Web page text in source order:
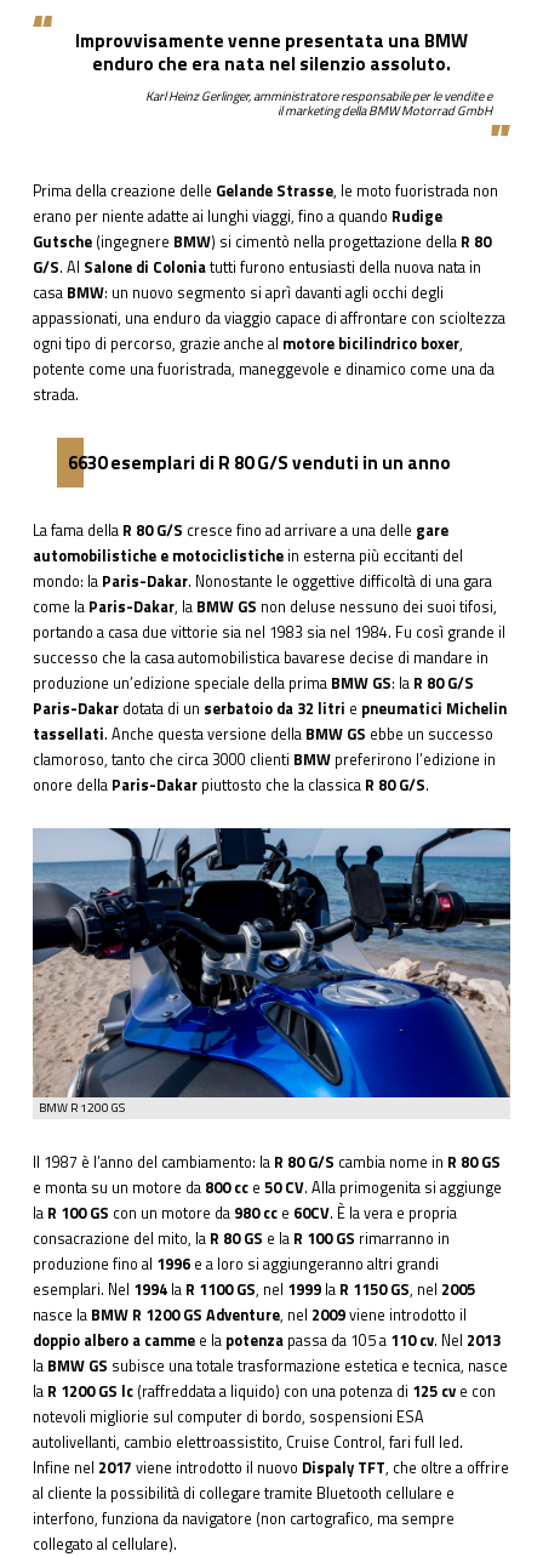
Improvvisamente venne presentata una BMW
enduro che era nata nel silenzio assoluto.
Karl Heinz Gerlinger, amministratore responsabile per le vendite e
il marketing della BMW Motorrad GmbH
Prima della creazione delle Gelande Strasse, le moto fuoristrada non
erano per niente adatte ai lunghi viaggi, fino a quando Rudige
Gutsche (ingegnere BMW) si cimentò nella progettazione della R 80
G/S. Al Salone di Coloniatutti furono entusiasti della nuova nata in
casa BMW: un nuovo segmento si aprì davanti agli occhi degli
appassionati, una enduro da viaggio capace di affrontare con scioltezza
ogni tipo di percorso, grazie anche al motore bicilindrico boxer,
potente come una fuoristrada, maneggevole e dinamico come una da
strada.
6630 esemplari di R 80 G/S venduti in un anno
La fama dellaR 80 G/S cresce fino ad arrivare a una delle gare
automobilistiche e motociclistichein esterna più eccitanti del
mondo: la Paris-Dakar. Nonostante le oggettive difficoltà di una gara
come la Paris-Dakar, la BMW GS non deluse nessuno dei suoi tifosi,
portando a casa due vittorie sia nel 1983 sia nel 1984. Fu così grande il
successo che la casa automobilistica bavarese decise di mandare in
produzione un’edizione speciale della prima BMW GS: la R 80 G/S
Paris-Dakar dotata di un serbatoio da 32 litri e pneumatici Michelin
tassellati. Anche questa versione della BMW GS ebbe un successo
clamoroso, tanto che circa 3000 clienti BMWpreferirono l’edizione in
onore della Paris-Dakarpiuttosto che la classica R 80 G/S.
BMW R 1200 GS
Il 1987 è l’anno del cambiamento: la R 80 G/S cambia nome in R 80 GS
e monta su un motore da 800 cc e 50 CV. Alla primogenita si aggiunge
la R 100 GS con un motore da 980 cc e 60CV. È la vera e propria
consacrazione del mito, la R 80 GS e la R 100 GS rimarranno in
produzione fino al 1996e a loro si aggiungeranno altri grandi
esemplari. Nel 1994la R 1100 GS, nel 1999la R 1150 GS, nel 2005
nasce la BMW R 1200 GS Adventure, nel 2009viene introdotto il
doppio albero a cammee la potenza passa da 105 a 110 cv. Nel 2013
la BMW GS subisce una totale trasformazione estetica e tecnica, nasce
la R 1200 GS lc (raffreddata a liquido) con una potenza di 125 cve con
notevoli migliorie sul computer di bordo, sospensioni ESA
autolivellanti, cambio elettroassistito, Cruise Control, fari full led.
Infine nel 2017 viene introdotto il nuovo Dispaly TFT, che oltre a offrire
al cliente la possibilità di collegare tramite Bluetooth cellulare e
interfono, funziona da navigatore (non cartografico, ma sempre
collegato al cellulare).